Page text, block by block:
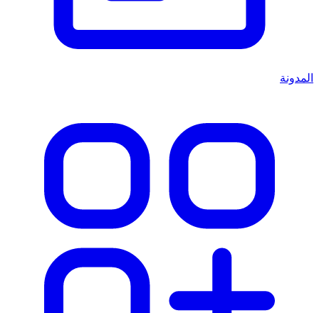
المدونة